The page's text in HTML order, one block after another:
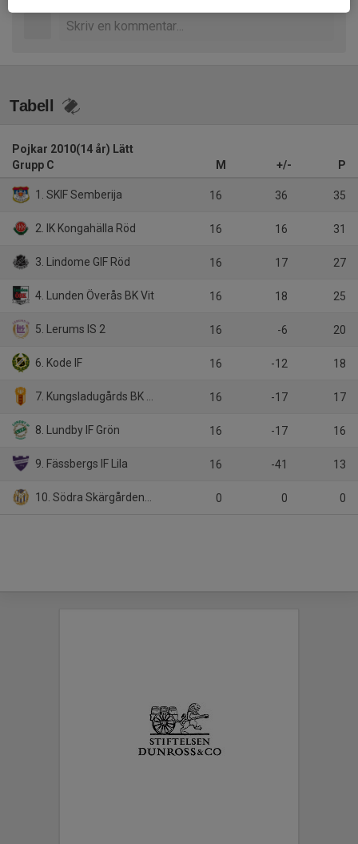
Tabell
Pojkar 2010(14 år) Lätt
Grupp C
M +/- P
1. SKIF Semberija 16 36 35
2. IK Kongahälla Röd 16 16 31
3. Lindome GIF Röd 16 17 27
4. Lunden Överås BK Vit 16 18 25
5. Lerums IS 2 16 -6 20
6. Kode IF 16 -12 18
7. Kungsladugårds BK Röd 16 -17 17
8. Lundby IF Grön 16 -17 16
9. Fässbergs IF Lila 16 -41 13
10. Södra Skärgårdens IK 0 0 0